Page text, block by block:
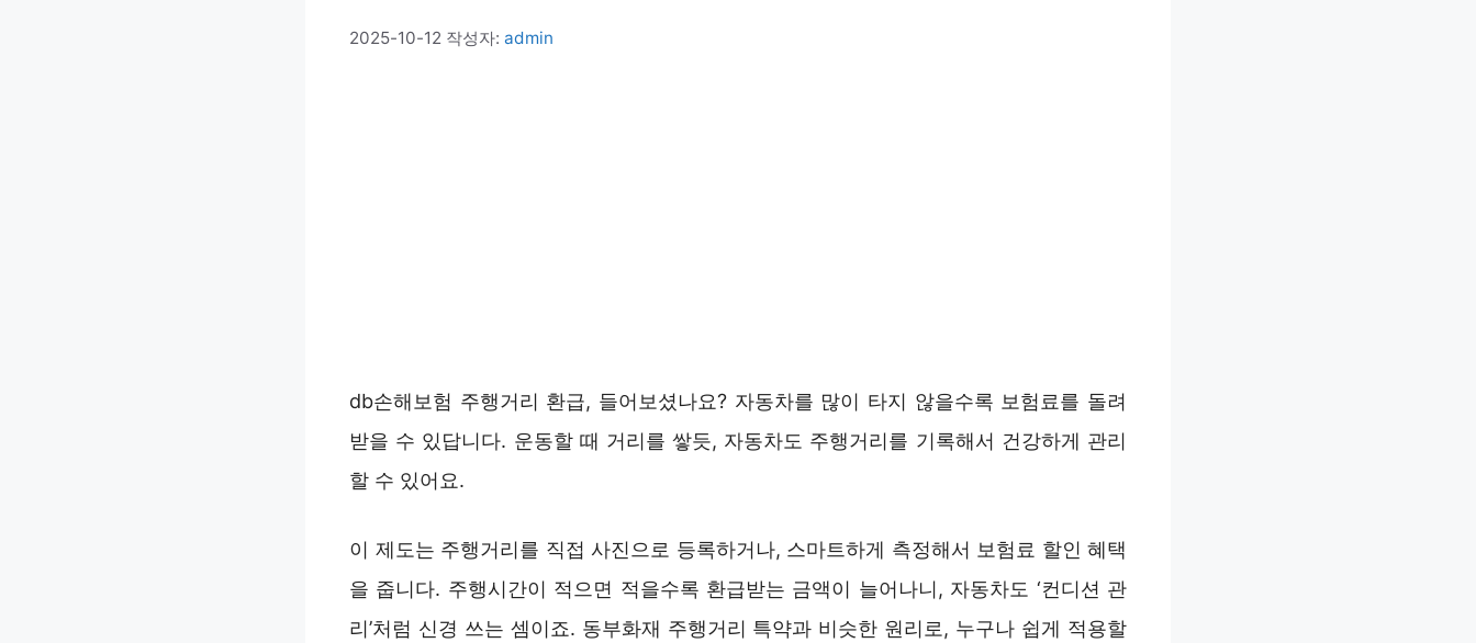
2025-10-12 작성자: admin
db손해보험 주행거리 환급, 들어보셨나요? 자동차를 많이 타지 않을수록 보험료를 돌려
받을 수 있답니다. 운동할 때 거리를 쌓듯, 자동차도 주행거리를 기록해서 건강하게 관리
할 수 있어요.
이 제도는 주행거리를 직접 사진으로 등록하거나, 스마트하게 측정해서 보험료 할인 혜택
을 줍니다. 주행시간이 적으면 적을수록 환급받는 금액이 늘어나니, 자동차도 ‘컨디션 관
리’처럼 신경 쓰는 셈이죠. 동부화재 주행거리 특약과 비슷한 원리로, 누구나 쉽게 적용할